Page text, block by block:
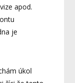
apod.
je
úkol